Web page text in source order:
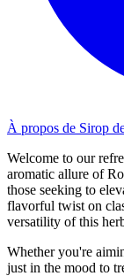
À propos de Sirop
Welcome to our
aromatic allure of
those seeking to
flavorful twist on
versatility of this
Whether you're
just in the mood to